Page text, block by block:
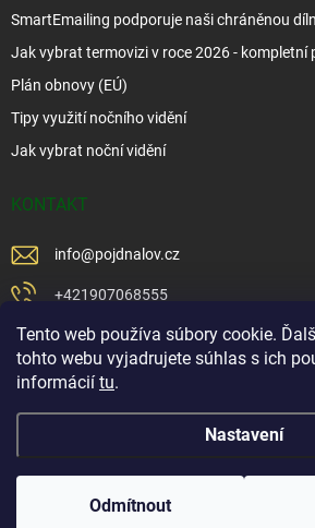
Tento web používa súbory cookie.
tohto webu vyjadrujete súhlas s ich
informácií tu.
Nastavení
Odmítnout
SmartEmailing podporuje naši chráněnou
Jak vybrat termovizi v roce 2026 - kompletní
Plán obnovy (EÚ)
Tipy využití nočního vidění
Jak vybrat noční vidění
KONTAKT
info@pojdnalov.cz
+421907068555
+421902479599
https://www.facebook.com/
podnalov
Copyright 2026 . Všechna